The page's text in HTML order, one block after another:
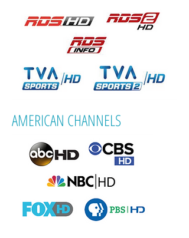
AMERICAN CHANNELS